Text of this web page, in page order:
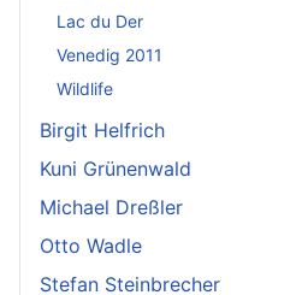
Lac du Der
Venedig 2011
Wildlife
Birgit Helfrich
Kuni Grünenwald
Michael Dreßler
Otto Wadle
Stefan Steinbrecher